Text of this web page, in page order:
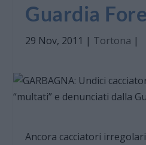
Guardia
29 Nov, 2011 | Tortona |
Ancora cacciatori